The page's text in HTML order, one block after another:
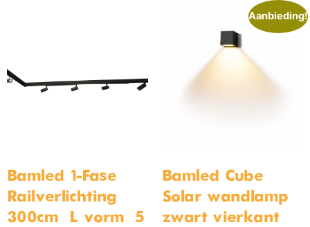
Bamled 1-Fase
Railverlichting –
300cm – L vorm – 5
Aanbieding!
Bamled Cube
Solar wandlamp
zwart vierkant